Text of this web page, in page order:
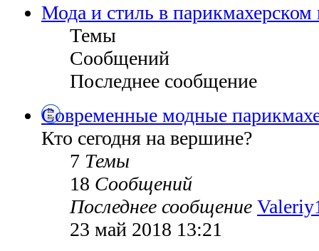
Мода и стиль в парикмахерском
Темы
Сообщений
Последнее сообщение
Современные модные
Кто сегодня на вершине?
7 Темы
18 Сообщений
Последнее сообщение
23 май 2018 13:21